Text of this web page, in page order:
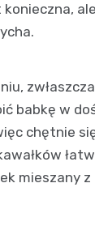
babkę w
chętnie
mieszany